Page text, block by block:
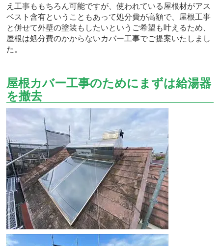
え工事ももちろん可能ですが、使われている屋根材がアス
ベスト含有ということもあって処分費が高額で、屋根工事
と併せて外壁の塗装もしたいというご希望も叶えるため、
屋根は処分費のかからないカバー工事でご提案いたしまし
た。
屋根カバー工事のためにまずは給湯器
を撤去